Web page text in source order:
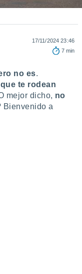
17/11/2024 23:46
7 min
no es.
te rodean
mejor dicho, no
Bienvenido a